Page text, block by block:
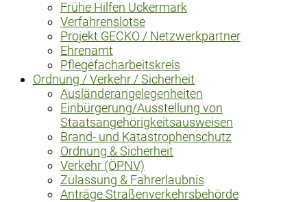
Frühe Hilfen Uckermark
Verfahrenslotse
Projekt GECKO / Netzwerkpartner
Ehrenamt
Pflegefacharbeitskreis
Ordnung / Verkehr / Sicherheit
Ausländerangelegenheiten
Einbürgerung/Ausstellung von
Staatsangehörigkeitsausweisen
Brand- und Katastrophenschutz
Ordnung & Sicherheit
Verkehr (ÖPNV)
Zulassung & Fahrerlaubnis
Anträge Straßenverkehrsbehörde